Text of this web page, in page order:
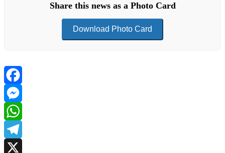
Share this news as a Photo Card
Download Photo Card
Facebook
Messenger
WhatsApp
Telegram